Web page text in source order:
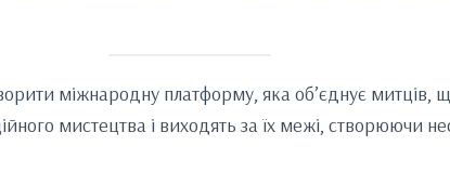
міжнародну платформу, яка об’єднує митців,
мистецтва і виходять за їх межі, створюючи